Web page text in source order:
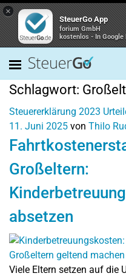
×
SteuerGo App
forium GmbH
kostenlos - In Google
Schlagwort:
Steuererklärung 2023
11. Juni 2025 von Thilo
Großeltern:
absetzen
Viele Eltern setzen auf die